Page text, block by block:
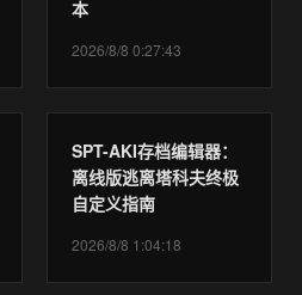
本
2026/8/8 0:27:43
SPT-AKI存档编辑器：
离线版逃离塔科夫终极
自定义指南
2026/8/8 1:04:18